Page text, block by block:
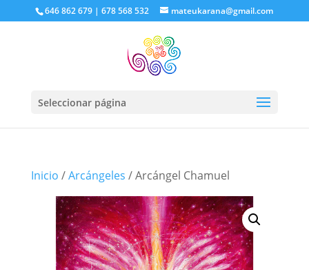
646 862 679 | 678 568 532 mateukarana@gmail.com
Seleccionar página
Inicio /Arcángeles / Arcángel Chamuel